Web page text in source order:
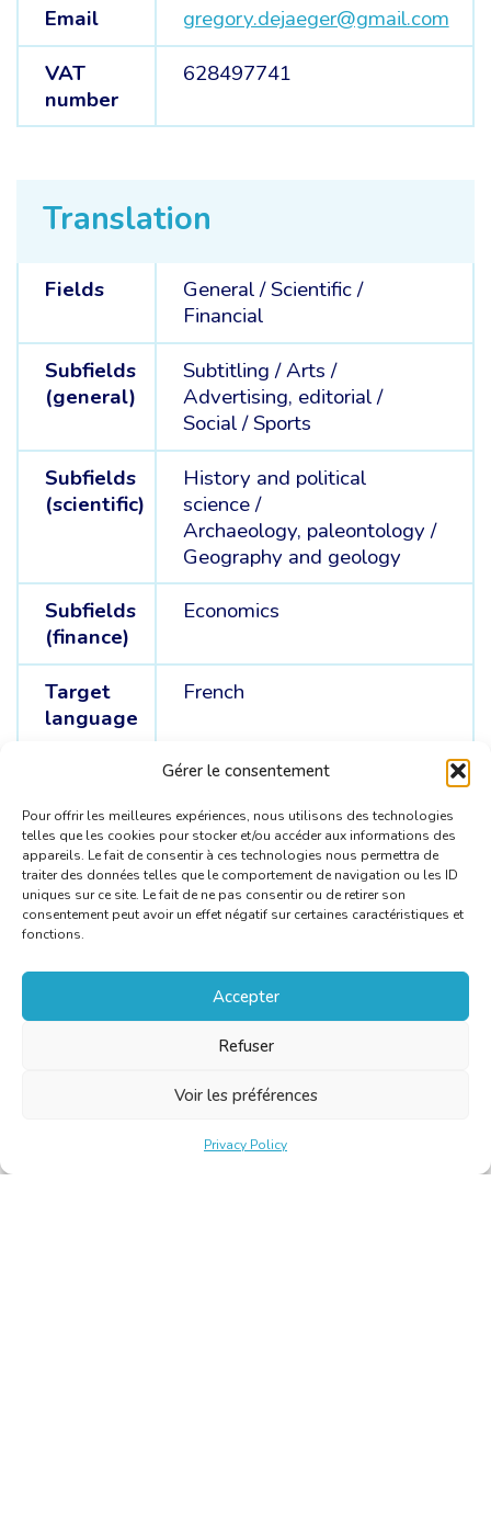
Gérer le consentement
Pour offrir les meilleures expériences, nous utilisons des technologies
telles que les cookies pour stocker et/ou accéder aux informations des
appareils. Le fait de consentir à ces technologies nous permettra de
traiter des données telles que le comportement de navigation ou les ID
uniques sur ce site. Le fait de ne pas consentir ou de retirer son
consentement peut avoir un effet négatif sur certaines caractéristiques et
fonctions.
Accepter
Refuser
Voir les préférences
Privacy Policy
Email
gregory.dejaeger@gmail.com
VAT
number
628497741
Translation
Fields General /Scientific /
Financial
Subfields
(general)
Subtitling /Arts /
Advertising, editorial /
Social /Sports
Subfields
(scientific)
History and political
science /
Archaeology, paleontology /
Geography and geology
Subfields
(finance)
Economics
Target
language
French
English /Danish /